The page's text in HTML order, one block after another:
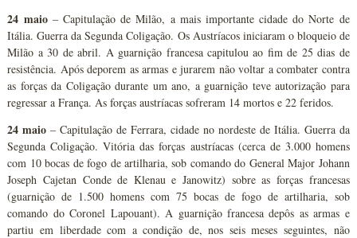
24 maio– Capitulação de Milão, a mais importante cidade do Norte de
Itália. Guerra da Segunda Coligação. Os Austríacos iniciaram o bloqueio de
Milão a 30 de abril. A guarnição francesa capitulou ao fim de 25 dias de
resistência. Após deporem as armas e jurarem não voltar a combater contra
as forças da Coligação durante um ano, a guarnição teve autorização para
regressar a França. As forças austríacas sofreram 14 mortos e 22 feridos.
24 maio – Capitulação de Ferrara, cidade no nordeste de Itália. Guerra da
Segunda Coligação. Vitória das forças austríacas (cerca de 3.000 homens
com 10 bocas de fogo de artilharia, sob comando do General Major Johann
Joseph Cajetan Conde de Klenau e Janowitz) sobre as forças francesas
(guarnição de 1.500 homens com 75 bocas de fogo de artilharia, sob
comando do Coronel Lapouant). A guarnição francesa depôs as armas e
partiu em liberdade com a condição de, nos seis meses seguintes, não